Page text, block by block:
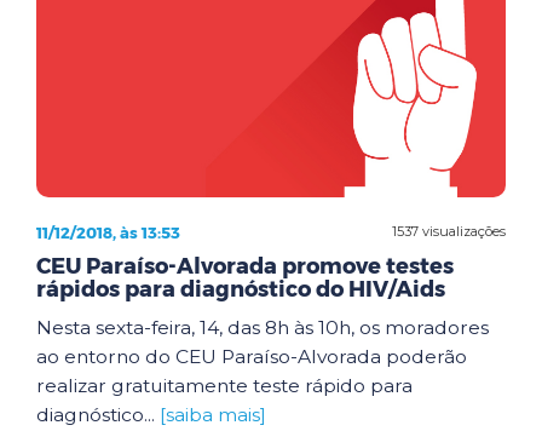
1537 visualizações
11/12/2018, às 13:53
CEU Paraíso-Alvorada promove testes
rápidos para diagnóstico do HIV/Aids
Nesta sexta-feira, 14, das 8h às 10h, os moradores
ao entorno do CEU Paraíso-Alvorada poderão
realizar gratuitamente teste rápido para
diagnóstico... [saiba mais]